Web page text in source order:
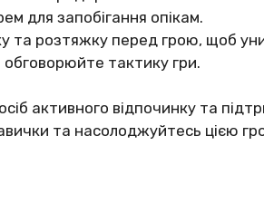
для запобігання опікам.
та розтяжку перед грою, щоб
тактику гри.
активного відпочинку та
та насолоджуйтесь цією